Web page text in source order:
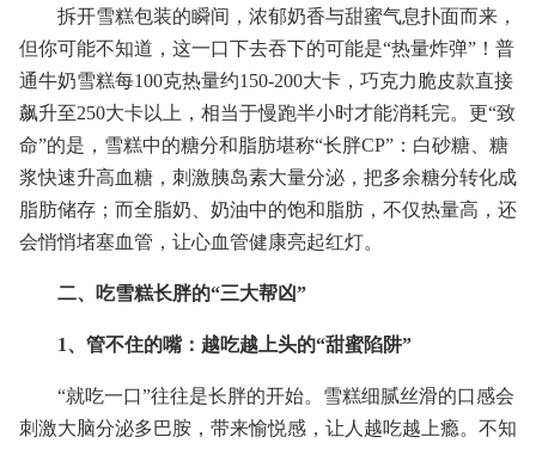
拆开雪糕包装的瞬间，浓郁奶香与甜蜜气息扑面而来，
但你可能不知道，这一口下去吞下的可能是“热量炸弹”！普
通牛奶雪糕每100克热量约150-200大卡，巧克力脆皮款直接
飙升至250大卡以上，相当于慢跑半小时才能消耗完。更“致
命”的是，雪糕中的糖分和脂肪堪称“长胖CP”：白砂糖、糖
浆快速升高血糖，刺激胰岛素大量分泌，把多余糖分转化成
脂肪储存；而全脂奶、奶油中的饱和脂肪，不仅热量高，还
会悄悄堵塞血管，让心血管健康亮起红灯。
二、吃雪糕长胖的“三大帮凶”
1、管不住的嘴：越吃越上头的“甜蜜陷阱”
“就吃一口”往往是长胖的开始。雪糕细腻丝滑的口感会
刺激大脑分泌多巴胺，带来愉悦感，让人越吃越上瘾。不知